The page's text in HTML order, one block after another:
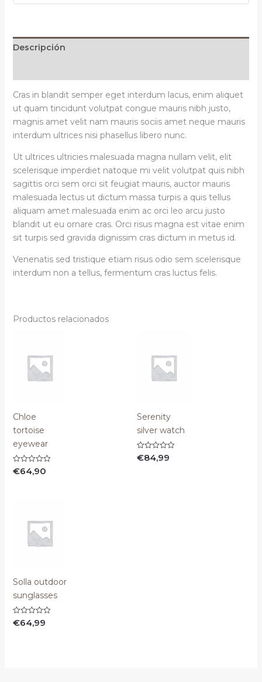
Descripción
Cras in blandit semper eget interdum lacus, enim aliquet
ut quam tincidunt volutpat congue mauris nibh justo,
magnis amet velit nam mauris sociis amet neque mauris
interdum ultrices nisi phasellus libero nunc.
Ut ultrices ultricies malesuada magna nullam velit, elit
scelerisque imperdiet natoque mi velit volutpat quis nibh
sagittis orci sem orci sit feugiat mauris, auctor mauris
malesuada lectus ut dictum massa turpis a quis tellus
aliquam amet malesuada enim ac orci leo arcu justo
blandit ut eu ornare cras. Orci risus magna est vitae enim
sit turpis sed gravida dignissim cras dictum in metus id.
Venenatis sed tristique etiam risus odio sem scelerisque
interdum non a tellus, fermentum cras luctus felis.
Productos relacionados
Chloe
tortoise
eyewear
Valorado
con
€64,90
Serenity
silver watch
Valorado
con
€84,99
Solla outdoor
sunglasses
Valorado
con
€64,99